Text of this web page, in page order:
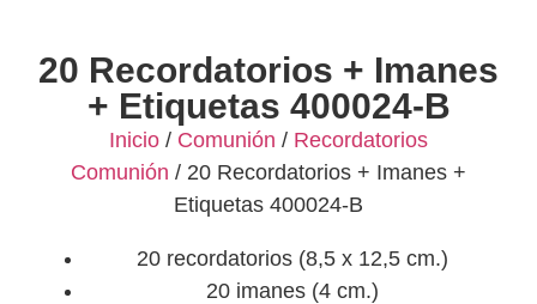
20 Recordatorios + Imanes
+ Etiquetas 400024-B
Inicio / Comunión / Recordatorios
Comunión / 20 Recordatorios + Imanes +
Etiquetas 400024-B
20 recordatorios (8,5 x 12,5 cm.)
20 imanes (4 cm.)